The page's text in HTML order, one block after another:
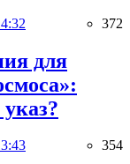
372
для
354